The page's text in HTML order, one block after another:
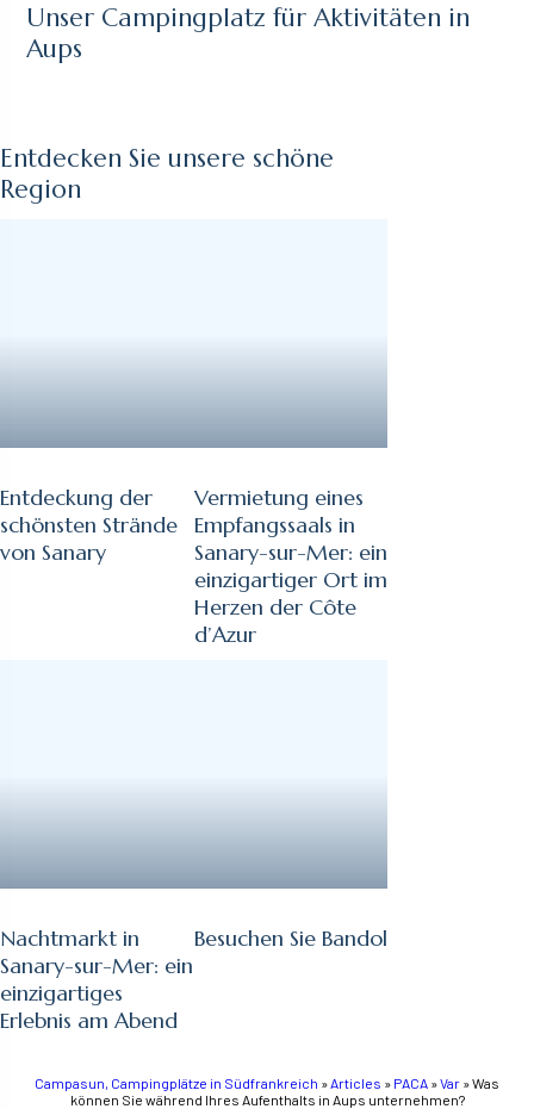
Unser Campingplatz für Aktivitäten in
Aups
Entdecken Sie unsere schöne
Region
Entdeckung der
schönsten Strände
von Sanary
Vermietung eines
Empfangssaals in
Sanary-sur-Mer: ein
einzigartiger Ort im
Herzen der Côte
d’Azur
Nachtmarkt in
Sanary-sur-Mer: ein
einzigartiges
Erlebnis am Abend
Besuchen Sie Bandol
Campasun, Campingplätze in Südfrankreich »Articles » PACA »Var »Was
können Sie während Ihres Aufenthalts in Aups unternehmen?